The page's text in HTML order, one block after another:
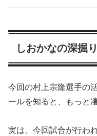
しおかなの深掘
今回の村上宗隆選手の
ールを知ると、もっと
実は、今回試合が行わ